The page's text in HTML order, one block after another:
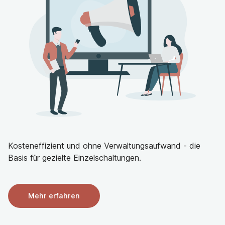
sind geplant, sodass Sie Ihre Arbeitszeiten verlässlich
einplanen kannst. Sie wissen, wann die Schichten
beginnen und enden. So können Sie Ihre freie Zeit
optimal nutzen.
Attraktive Rahmenbedingungen:Faire Vergütung
nach den arbeitsvertraglichen Richtlinien des TVöD.
Regelmäßige Entgelt-Steigerungen. Betriebliche
Altersvorsorge der KZVK. Jährliche Sonderzahlungen.
Zeit für Freizeit:
innerhalb einer 5 Tagewoche.
kommen wir in unserer Dienstgemeinschaft
zusammen. Wir tauschen uns regelmäßig in
Teammeetings aus und lernen voneinander.
und fachliche Entwicklung ist uns wichtig. Bei
Fortbildungen stellen wir Sie frei, z.B. auch bei
Kosteneffizient und ohne Verwaltungsaufwand - die
Basis für gezielte Einzelschaltungen.
Mehr erfahren